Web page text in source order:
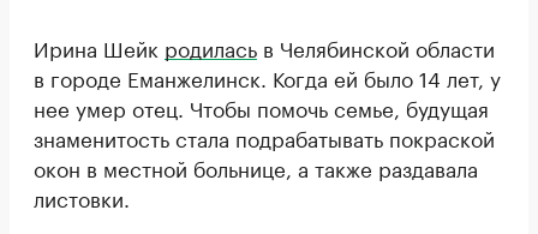
Ирина Шейк родилась в Челябинской области
в городе Еманжелинск. Когда ей было 14 лет, у
нее умер отец. Чтобы помочь семье, будущая
знаменитость стала подрабатывать покраской
окон в местной больнице, а также раздавала
листовки.